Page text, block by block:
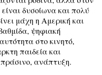
δυσοίωνα και πολύ
μάχη η Αμερική και
ψηφιακή
στο κινητό,
παιδεία και
ανάπτυξη.